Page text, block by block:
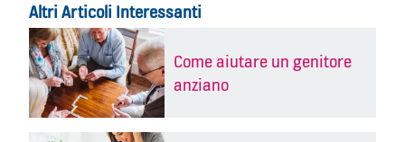
Altri Articoli Interessanti
Come aiutare un genitore
anziano